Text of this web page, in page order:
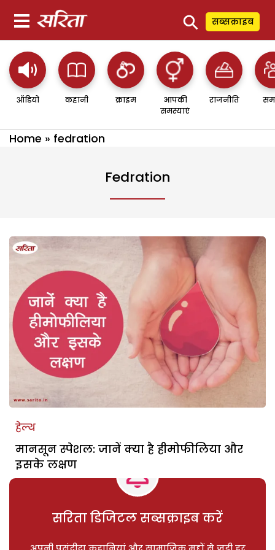
⚲ सब्सक्राइब
ऑडियो कहानी क्राइम
आपकी
समस्याएं
राजनीति
Home » fedration
Fedration
हेल्थ
मानसून स्पेशल: जानें क्या है हीमोफीलिया और
इसके लक्षण
सरिता डिजिटल सब्सक्राइब करें